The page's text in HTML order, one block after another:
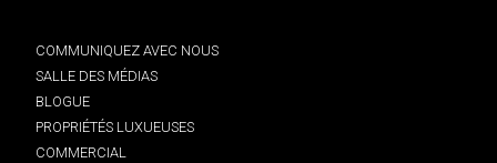
COMMUNIQUEZ AVEC NOUS
SALLE DES MÉDIAS
BLOGUE
PROPRIÉTÉS LUXUEUSES
COMMERCIAL